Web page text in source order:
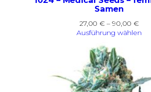
Samen
27,00€ – 90,00€
Ausführung wählen